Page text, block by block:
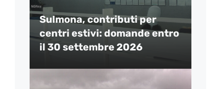
Sulmona, contributi per
centri estivi: domande entro
il 30 settembre 2026